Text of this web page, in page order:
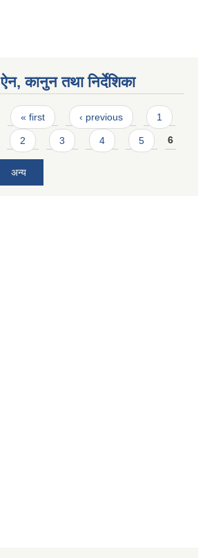
ऐन, कानुन तथा निर्देशिका
Pages
« first ‹ previous 1
2 3 4 5 6
अन्य